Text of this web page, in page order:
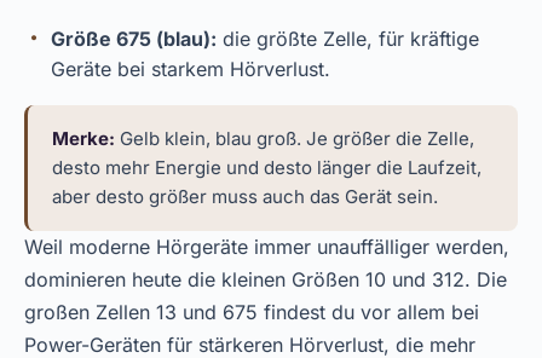
Größe 675 (blau): die größte Zelle, für kräftige
Geräte bei starkem Hörverlust.
Merke: Gelb klein, blau groß. Je größer die Zelle,
desto mehr Energie und desto länger die Laufzeit,
aber desto größer muss auch das Gerät sein.
Weil moderne Hörgeräte immer unauffälliger werden,
dominieren heute die kleinen Größen 10 und 312. Die
großen Zellen 13 und 675 findest du vor allem bei
Power-Geräten für stärkeren Hörverlust, die mehr